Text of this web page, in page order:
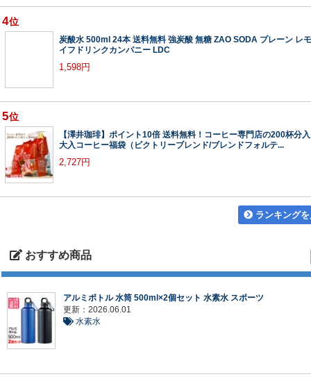
4位
炭酸水 500ml 24本 送料無料 強炭酸 無糖 ZAO SODA プレーン レ
イフドリンクカンパニー LDC
1,598円
5位
【澤井珈琲】ポイント10倍 送料無料！コーヒー専門店の200杯分
大入コーヒー福袋（ビクトリーブレンド/ブレンドフォルテ...
2,727円
ランキング
おすすめ商品
アルミボトル 水筒 500ml×2個セット 水素水 スポーツ
更新：2026.06.01
水素水